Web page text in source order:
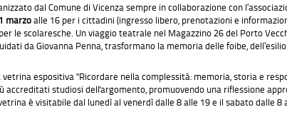
dal Comune di Vicenza sempre in collaborazione con
marzoalle 16 per i cittadini (ingresso libero, prenotazioni e
le scolaresche. Un viaggio teatrale nel Magazzino 26 del Porto
da Giovanna Penna, trasformano la memoria delle foibe,
vetrina espositiva "Ricordare nella complessità: memoria, storia e
studiosi dell'argomento, promuovendo una riflessione
è visitabile dal lunedì al venerdì dalle 8 alle 19 e il sabato dalle 8